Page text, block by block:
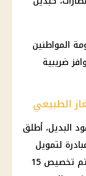
المواطنين
ضريبية
الطبيعي
البديل، أطلق
لتمويل
للعمل بالغاز الطبيعي، حيث تم تخصيص 15